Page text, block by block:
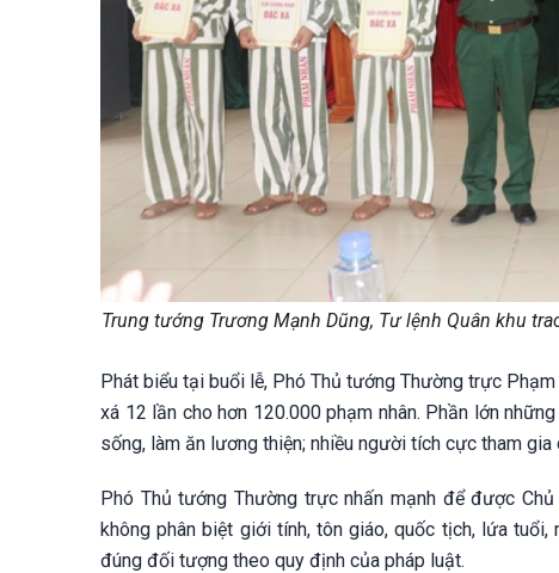
Trung tướng Trương Mạnh Dũng, Tư lệnh Quân khu
Phát biểu tại buổi lễ, Phó Thủ tướng Thường trực
xá 12 lần cho hơn 120.000 phạm nhân. Phần lớn
sống, làm ăn lương thiện; nhiều người tích cực tham gia
Phó Thủ tướng Thường trực nhấn mạnh để được
không phân biệt giới tính, tôn giáo, quốc tịch, lứa
đúng đối tượng theo quy định của pháp luật.